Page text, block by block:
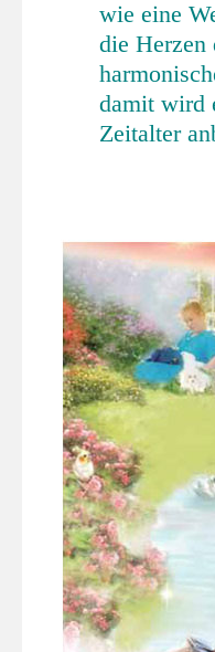
wie eine
die Herzen
damit wird
Zeitalter